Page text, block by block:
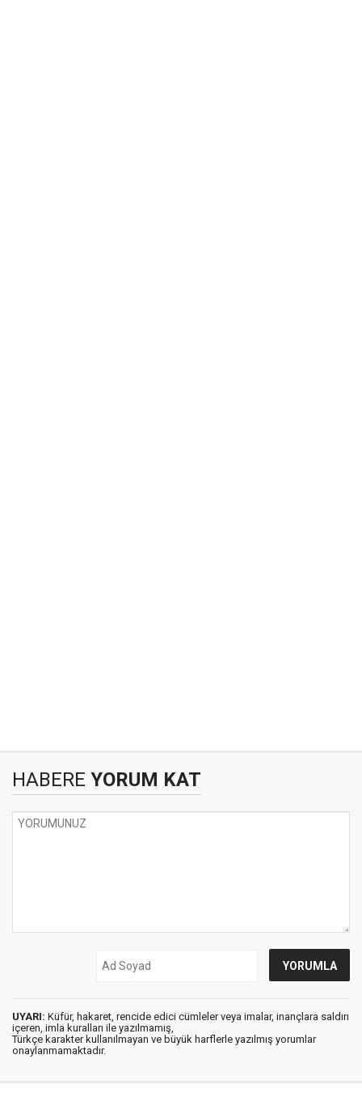
HABERE YORUM KAT
UYARI: Küfür, hakaret, rencide edici cümleler veya imalar, inançlara saldırı
içeren, imla kuralları ile yazılmamış,
Türkçe karakter kullanılmayan ve büyük harflerle yazılmış yorumlar
onaylanmamaktadır.